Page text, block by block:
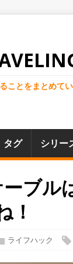
ことをまとめて
タグ シリー
ブル
！
ライフハック